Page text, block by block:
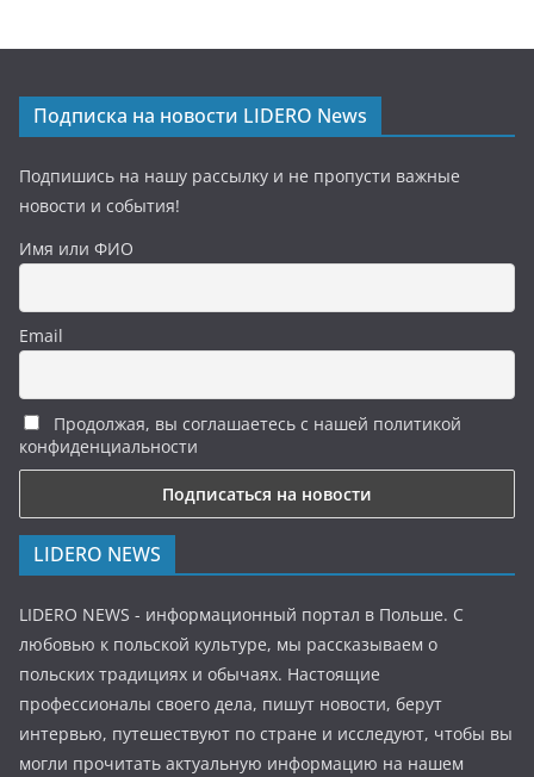
Подписка на новости LIDERO News
Подпишись на нашу рассылку и не пропусти важные
новости и события!
Имя или ФИО
Email
Продолжая, вы соглашаетесь с нашей политикой
конфиденциальности
LIDERO NEWS
LIDERO NEWS - информационный портал в Польше. С
любовью к польской культуре, мы рассказываем о
польских традициях и обычаях. Настоящие
профессионалы своего дела, пишут новости, берут
интервью, путешествуют по стране и исследуют, чтобы вы
могли прочитать актуальную информацию на нашем